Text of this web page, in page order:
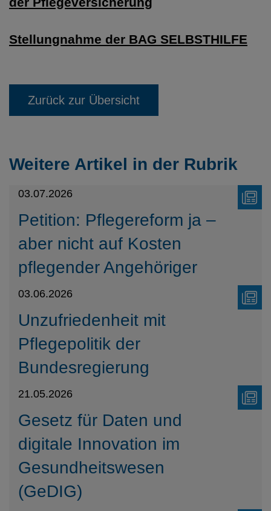
Stellungnahme der BAG SELBSTHILFE
Zurück zur Übersicht
Weitere Artikel in der Rubrik
Petition: Pflegereform ja –
aber nicht auf Kosten
pflegender Angehöriger
03.07.2026
Unzufriedenheit mit
Pflegepolitik der
Bundesregierung
03.06.2026
Gesetz für Daten und
digitale Innovation im
Gesundheitswesen
(GeDIG)
21.05.2026